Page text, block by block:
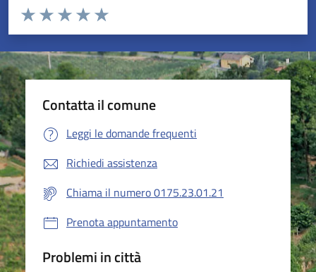
Valuta da 1 a 5 stelle la pagina
Valuta 5 stelle su 5
Valuta 4 stelle su 5
Valuta 3 stelle su 5
Valuta 2 stelle su 5
Valuta 1 stelle su 5
Contatta il comune
Leggi le domande frequenti
Richiedi assistenza
Chiama il numero 0175.23.01.21
Prenota appuntamento
Problemi in città